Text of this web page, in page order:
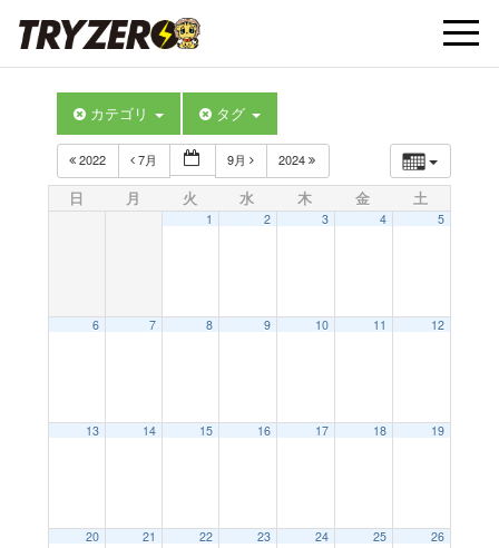
t
カテゴリ タグ
2022 7月 9月 2024
日 月 火 水 木 金 土
1 2 3 4 5
6 7 8 9 10 11 12
13 14 15 16 17 18 19
20 21 22 23 24 25 26